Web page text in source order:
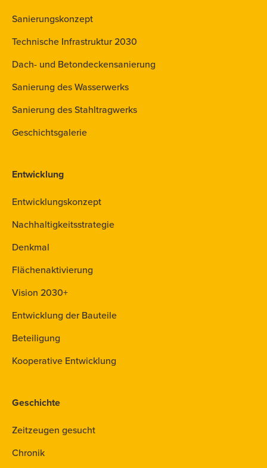
Sanierungskonzept
Technische Infrastruktur 2030
Dach- und Betondeckensanierung
Sanierung des Wasserwerks
Sanierung des Stahltragwerks
Geschichtsgalerie
Entwicklung
Entwicklungskonzept
Nachhaltigkeitsstrategie
Denkmal
Flächenaktivierung
Vision 2030+
Entwicklung der Bauteile
Beteiligung
Kooperative Entwicklung
Geschichte
Zeitzeugen gesucht
Chronik